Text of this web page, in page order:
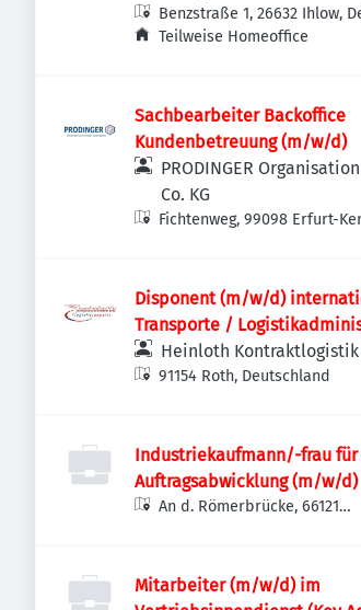
Benzstraße 1, 26632 Ihlow,
Teilweise Homeoffice
Sachbearbeiter Backoffice
Kundenbetreuung (m/w/d)
PRODINGER
Co. KG
Fichtenweg, 99098 Erfurt-
Disponent (m/w/d)
Transporte /
Heinloth Kontraktlogistik
91154 Roth, Deutschland
Industriekaufmann/-frau
Auftragsabwicklung (m/w/d)
An d. Römerbrücke, 66121
Mitarbeiter (m/w/d) im